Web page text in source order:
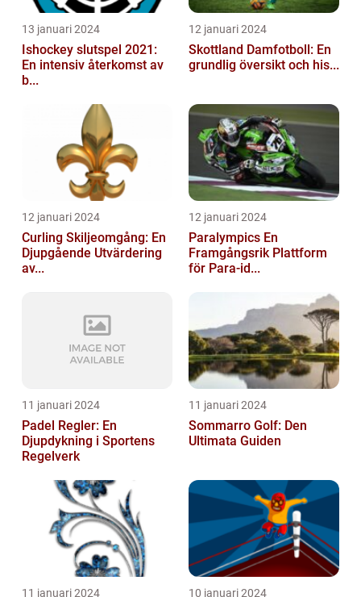
13 januari 2024
Ishockey slutspel 2021:
En intensiv återkomst av
b...
12 januari 2024
Skottland Damfotboll: En
grundlig översikt och his...
12 januari 2024
Curling Skiljeomgång: En
Djupgående Utvärdering
av...
12 januari 2024
Paralympics En
Framgångsrik Plattform
för Para-id...
11 januari 2024
Padel Regler: En
Djupdykning i Sportens
Regelverk
11 januari 2024
Sommarro Golf: Den
Ultimata Guiden
11 januari 2024 10 januari 2024